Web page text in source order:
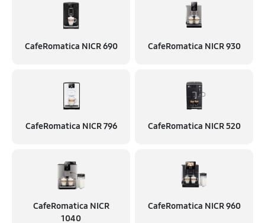
CafeRomatica NICR 690 CafeRomatica NICR 930
CafeRomatica NICR 796 CafeRomatica NICR 520
CafeRomatica NICR
1040
CafeRomatica NICR 960